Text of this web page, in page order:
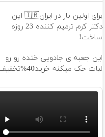
برای اولین بار در ایران🇮🇷 این
دکتر کرم ترمیم کننده 23 روزه
ساخت!
این جعبه ی جادویی خنده رو رو
لبات حک میکنه خرید40%تخفیف